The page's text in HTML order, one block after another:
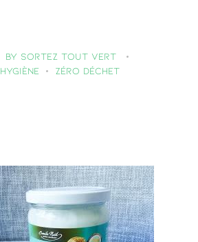
by Sortez Tout Vert
Hygiène Zéro déchet